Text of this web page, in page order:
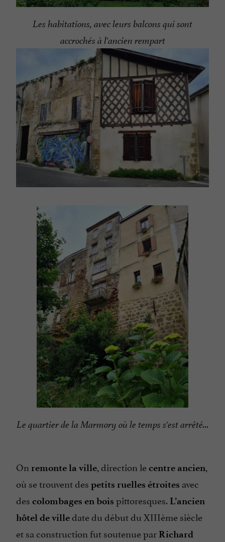
Les habitations, avec leurs balcons qui sont
accrochés à l'ancien rempart
Le quartier de la Marmory où le temps s'est arrêté...
On remonte la ville, direction lecentre ancien,
où se trouvent des petits ruelles étroites avec
des colombages en bois pittoresques. L’ancien
hôtel de villedate du début du XIIIème siècle
et sa construction fut soutenue par Richard